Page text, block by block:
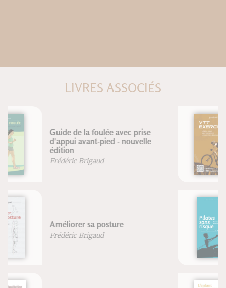
LIVRES ASSOCIÉS
VTT EXERCICES
Pilates sans risque
Blandine Calais-Germain
Bertrand Raison